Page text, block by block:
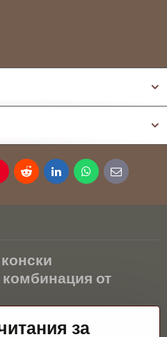
RedditLinkedInWhatsApp
E-
mail
от
допълнение към всеки екстериор
за